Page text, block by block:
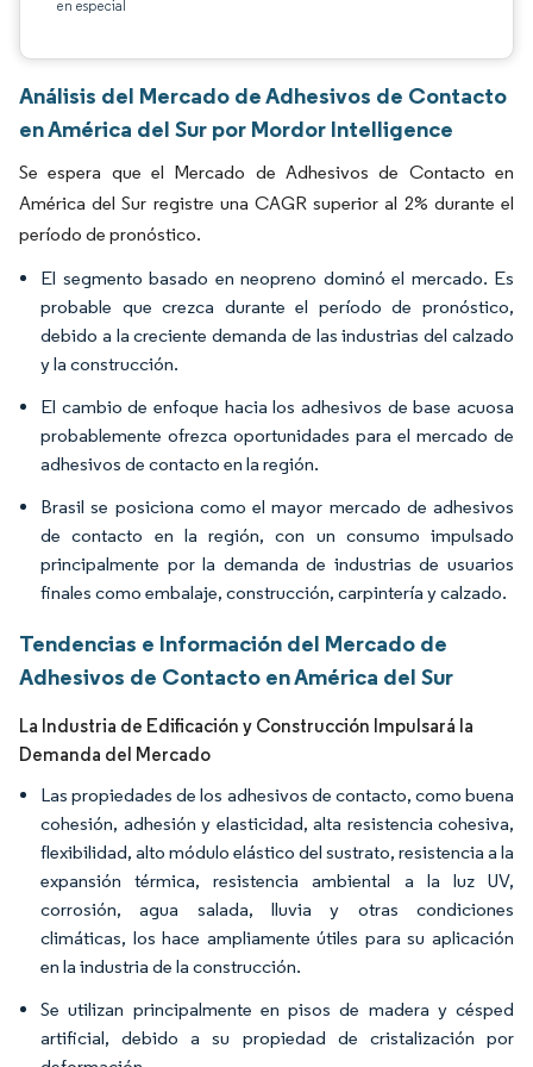
en especial
Análisis del Mercado de Adhesivos de Contacto
en América del Sur por Mordor Intelligence
Se espera que el Mercado de Adhesivos de Contacto en
América del Sur registre una CAGR superior al 2% durante el
período de pronóstico.
El segmento basado en neopreno dominó el mercado. Es
probable que crezca durante el período de pronóstico,
debido a la creciente demanda de las industrias del calzado
y la construcción.
El cambio de enfoque hacia los adhesivos de base acuosa
probablemente ofrezca oportunidades para el mercado de
adhesivos de contacto en la región.
Brasil se posiciona como el mayor mercado de adhesivos
de contacto en la región, con un consumo impulsado
principalmente por la demanda de industrias de usuarios
finales como embalaje, construcción, carpintería y calzado.
Tendencias e Información del Mercado de
Adhesivos de Contacto en América del Sur
La Industria de Edificación y Construcción Impulsará la
Demanda del Mercado
Las propiedades de los adhesivos de contacto, como buena
cohesión, adhesión y elasticidad, alta resistencia cohesiva,
flexibilidad, alto módulo elástico del sustrato, resistencia a la
expansión térmica, resistencia ambiental a la luz UV,
corrosión, agua salada, lluvia y otras condiciones
climáticas, los hace ampliamente útiles para su aplicación
en la industria de la construcción.
Se utilizan principalmente en pisos de madera y césped
artificial, debido a su propiedad de cristalización por